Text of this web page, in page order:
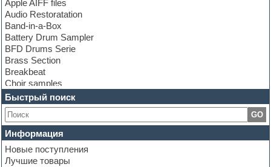
Apple AIFF files
Audio Restoratation
Band-in-a-Box
Battery Drum Sampler
BFD Drums Serie
Brass Section
Breakbeat
Choir samples
Chris Hein Samples
Cinematic samples
Club bass
Club leads
Club sounds
Construction kits
Convolution
Быстрый поиск
GO
Информация
Новые поступления
Лучшие товары